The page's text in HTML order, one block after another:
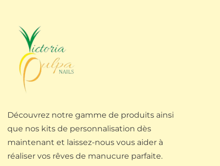
Découvrez notre gamme de produits ainsi
que nos kits de personnalisation dès
maintenant et laissez-nous vous aider à
réaliser vos rêves de manucure parfaite.